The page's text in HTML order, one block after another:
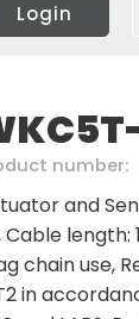
Login
number:
and
Cable
chain use,
in